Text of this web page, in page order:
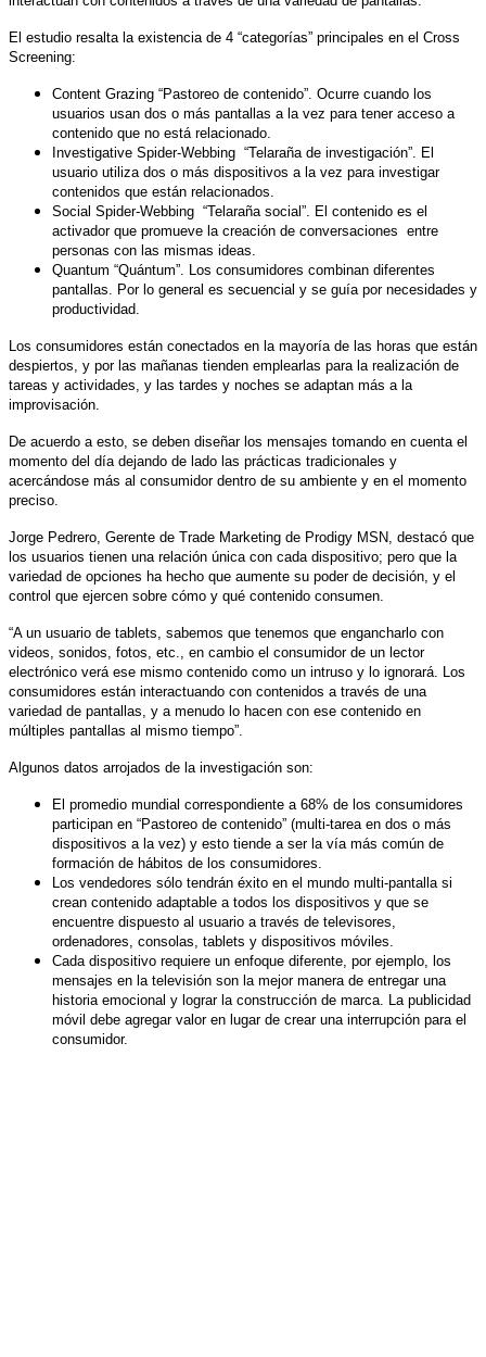
El estudio resalta la existencia de 4 “categorías” principales en el Cross
Screening:
Content Grazing “Pastoreo de contenido”. Ocurre cuando los
usuarios usan dos o más pantallas a la vez para tener acceso a
contenido que no está relacionado.
Investigative Spider-Webbing “Telaraña de investigación”. El
usuario utiliza dos o más dispositivos a la vez para investigar
contenidos que están relacionados.
Social Spider-Webbing “Telaraña social”. El contenido es el
activador que promueve la creación de conversaciones entre
personas con las mismas ideas.
Quantum “Quántum”. Los consumidores combinan diferentes
pantallas. Por lo general es secuencial y se guía por necesidades y
productividad.
Los consumidores están conectados en la mayoría de las horas que están
despiertos, y por las mañanas tienden emplearlas para la realización de
tareas y actividades, y las tardes y noches se adaptan más a la
improvisación.
De acuerdo a esto, se deben diseñar los mensajes tomando en cuenta el
momento del día dejando de lado las prácticas tradicionales y
acercándose más al consumidor dentro de su ambiente y en el momento
preciso.
Jorge Pedrero, Gerente de Trade Marketing de Prodigy MSN, destacó que
los usuarios tienen una relación única con cada dispositivo; pero que la
variedad de opciones ha hecho que aumente su poder de decisión, y el
control que ejercen sobre cómo y qué contenido consumen.
“A un usuario de tablets, sabemos que tenemos que engancharlo con
videos, sonidos, fotos, etc., en cambio el consumidor de un lector
electrónico verá ese mismo contenido como un intruso y lo ignorará. Los
consumidores están interactuando con contenidos a través de una
variedad de pantallas, y a menudo lo hacen con ese contenido en
múltiples pantallas al mismo tiempo”.
Algunos datos arrojados de la investigación son:
El promedio mundial correspondiente a 68% de los consumidores
participan en “Pastoreo de contenido” (multi-tarea en dos o más
dispositivos a la vez) y esto tiende a ser la vía más común de
formación de hábitos de los consumidores.
Los vendedores sólo tendrán éxito en el mundo multi-pantalla si
crean contenido adaptable a todos los dispositivos y que se
encuentre dispuesto al usuario a través de televisores,
ordenadores, consolas, tablets y dispositivos móviles.
Cada dispositivo requiere un enfoque diferente, por ejemplo, los
mensajes en la televisión son la mejor manera de entregar una
historia emocional y lograr la construcción de marca. La publicidad
móvil debe agregar valor en lugar de crear una interrupción para el
consumidor.